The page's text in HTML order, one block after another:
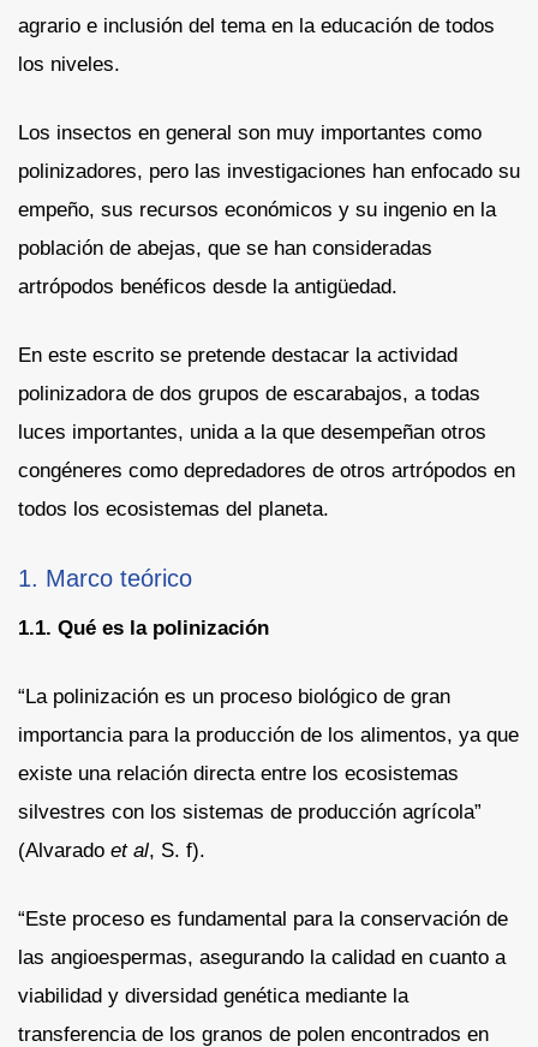
agrario e inclusión del tema en la educación de todos
los niveles.
Los insectos en general son muy importantes como
polinizadores, pero las investigaciones han enfocado su
empeño, sus recursos económicos y su ingenio en la
población de abejas, que se han consideradas
artrópodos benéficos desde la antigüedad.
En este escrito se pretende destacar la actividad
polinizadora de dos grupos de escarabajos, a todas
luces importantes, unida a la que desempeñan otros
congéneres como depredadores de otros artrópodos en
todos los ecosistemas del planeta.
1. Marco teórico
1.1. Qué es la polinización
“La polinización es un proceso biológico de gran
importancia para la producción de los alimentos, ya que
existe una relación directa entre los ecosistemas
silvestres con los sistemas de producción agrícola”
(Alvarado et al, S. f).
“Este proceso es fundamental para la conservación de
las angioespermas, asegurando la calidad en cuanto a
viabilidad y diversidad genética mediante la
transferencia de los granos de polen encontrados en